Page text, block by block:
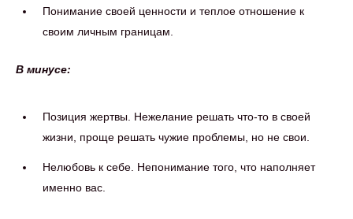
Понимание своей ценности и теплое отношение к
своим личным границам.
В минусе:
Позиция жертвы. Нежелание решать что-то в своей
жизни, проще решать чужие проблемы, но не свои.
Нелюбовь к себе. Непонимание того, что наполняет
именно вас.